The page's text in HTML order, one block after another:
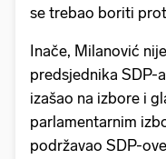
se trebao boriti
Inače, Milanović
predsjednika SDP-
izašao na izbore i
parlamentarnim
podržavao SDP-